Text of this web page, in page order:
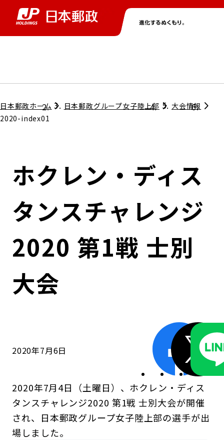
グループ情報トップ
コンプライアンス
ガバナンス
ローカル共創イニシアティブ
関連事業
株主・投資家情報トップ
個人投資家のみなさまへ
株式情報
IRカレンダー
ニューストップ
サステナビリティトップ
担当役員メッセージ
サステナビリティマネジメント
社会
ESGデータ集
採用情報トップ
日本郵政ホーム 日本郵政グループ女子陸上部
大会情報
2020-index01
ホクレン・ディス
タンスチャレンジ
2020 第1戦 士別
大会
2020年7月6日
2020年7月4日（土曜日）、ホクレン・ディス
タンスチャレンジ2020 第1戦 士別大会が開催
され、日本郵政グループ女子陸上部の選手が出
場しました。